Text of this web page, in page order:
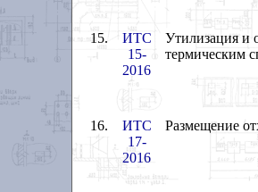
15.
ИТС
15-
2016
Утилизация и
термическим
16.
ИТС
17-
2016
Размещение